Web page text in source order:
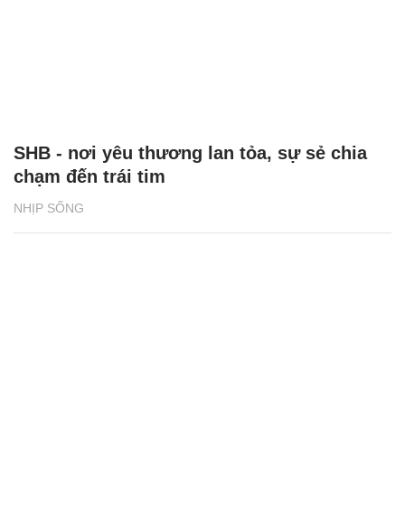
NHỊP SỐNG
SHB - nơi yêu thương lan tỏa, sự sẻ chia
chạm đến trái tim